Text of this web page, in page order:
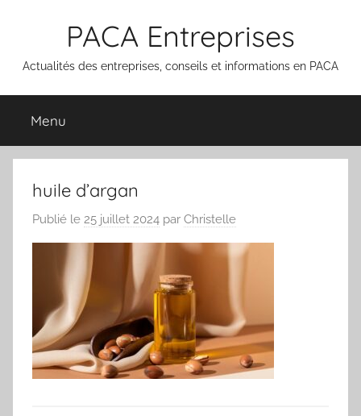
PACA Entreprises
Actualités des entreprises, conseils et informations en PACA
Menu
huile d’argan
Publié le 25 juillet 2024 par Christelle